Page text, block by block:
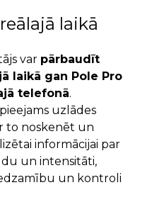
laikā
var pārbaudīt
laikā gan Pole Pro
telefonā.
uzlādes
to noskenēt un
informācijai par
un intensitāti,
un kontroli